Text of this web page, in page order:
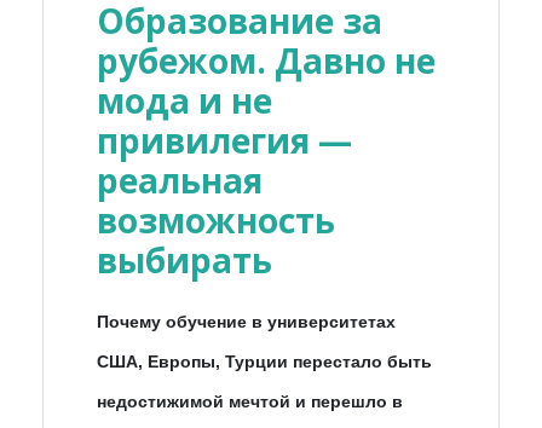
Образование за
рубежом. Давно не
мода и не
привилегия —
реальная
возможность
выбирать
Почему обучение в университетах
США, Европы, Турции перестало быть
недостижимой мечтой и перешло в